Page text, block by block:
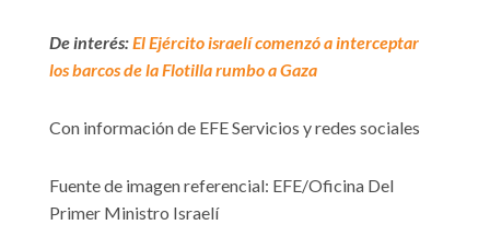
De interés:El Ejército israelí comenzó a interceptar
los barcos de la Flotilla rumbo a Gaza
Con información de EFE Servicios y redes sociales
Fuente de imagen referencial: EFE/Oficina Del
Primer Ministro Israelí